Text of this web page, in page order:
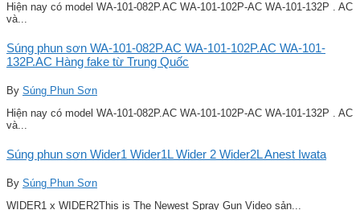
Hiện nay có model WA-101-082P.AC WA-101-102P-AC WA-101-132P . AC
và...
Súng phun sơn WA-101-082P.AC WA-101-102P.AC WA-101-
132P.AC Hàng fake từ Trung Quốc
By Súng Phun Sơn
Hiện nay có model WA-101-082P.AC WA-101-102P-AC WA-101-132P . AC
và...
Súng phun sơn Wider1 Wider1L Wider 2 Wider2L Anest Iwata
By Súng Phun Sơn
WIDER1 x WIDER2This is The Newest Spray Gun Video sản...